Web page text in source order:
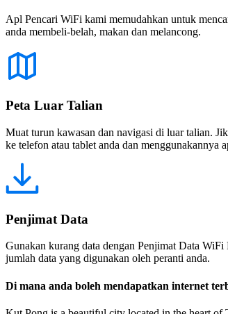
Apl Pencari WiFi kami memudahkan untuk
anda membeli-belah, makan dan melancong.
Peta Luar Talian
Muat turun kawasan dan navigasi di luar talian.
ke telefon atau tablet anda dan menggunakannya
Penjimat Data
Gunakan kurang data dengan Penjimat Data
jumlah data yang digunakan oleh peranti anda.
Di mana anda boleh mendapatkan internet